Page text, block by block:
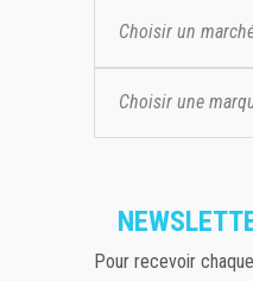
Choisir un
Choisir une
Pour recevoir